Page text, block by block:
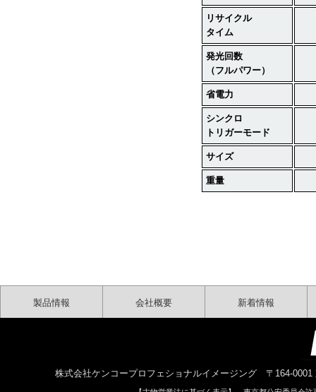
リサイクル
タイム
発光回数
（フルパワー）
省電力
シンクロ
トリガーモード
サイズ
重量
製品情報 会社概要 新着情報
株式会社ケンコープロフェショナルイメージング 〒164-